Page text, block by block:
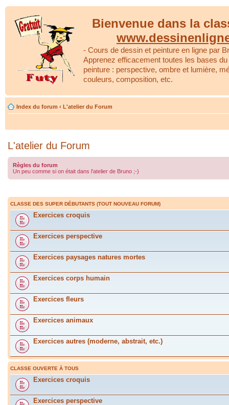
Bienvenue dans la
- Cours de dessin et peinture en ligne par
Apprenez efficacement toutes les bases
peinture : perspective, ombre et lumière,
couleurs, composition, etc.
Index du forum ‹ L'atelier du Forum
L'atelier du Forum
Règles du forum
Un peu comme si on était dans l'atelier de Bruno ;-)
CLASSE DES SUPER DÉBUTANTS (TOUT NOUVEAU FORUM)
Exercices croquis
Exercices perspective
Exercices paysages natures mortes
Exercices corps humain
Exercices fleurs
Exercices animaux
Exercices autres (moderne, abstrait, etc.)
CLASSE OUVERTE À TOUS
Exercices croquis
Exercices perspective